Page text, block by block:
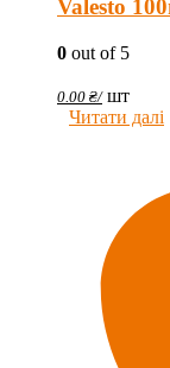
Valesto
0 out of 5
0.00 ₴/ шт
Читати далі